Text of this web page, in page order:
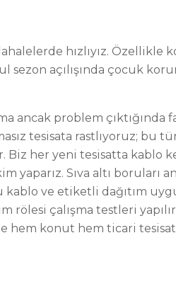
hızlıyız. Özellikle
sezon açılışında çocuk
ancak problem çıktığında
tesisata rastlıyoruz; bu
Biz her yeni tesisatta kablo
yaparız. Sıva altı boruları
ve etiketli dağıtım
rölesi çalışma testleri
hem konut hem ticari